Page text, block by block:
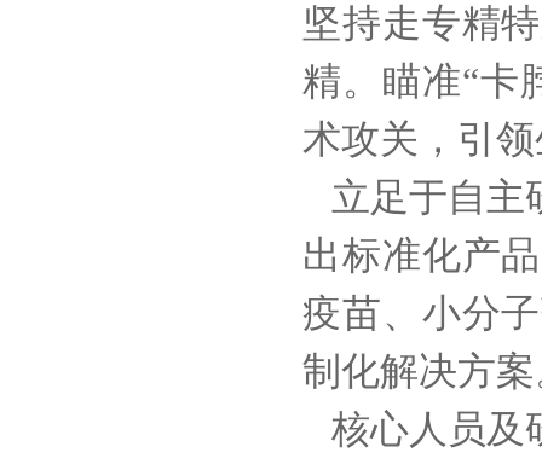
坚持走专精
精。瞄准“卡
术攻关，引
立足于自主
出标准化产品
疫苗、小分
制化解决方
核心人员及